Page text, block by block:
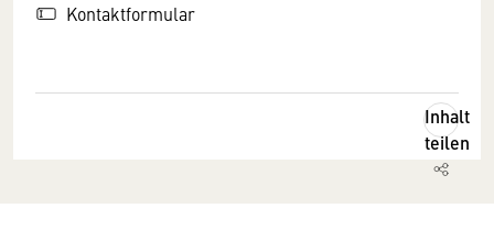
Kontaktformular
Inhalt
teilen